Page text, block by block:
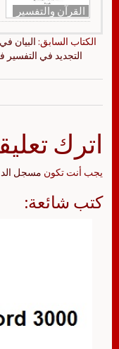
القرآن والتفسير
الكتاب السابق: البيان
التجديد في التفسير
اترك
يجب أنت تكون مسجل
كتب شائعة: